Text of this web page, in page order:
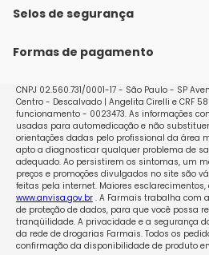
Nossas lojas
Política de Envio
Políticas de Trocas e Devoluções
Selos de segurança
Formas de pagamento
CNPJ 02.560.731/0001-17 - São Paulo - SP
Centro - Descalvado | Angelita Cirelli e CRF
funcionamento - 0023473. As informações
usadas para automedicação e não
orientações dadas pelo profissional da área
apto a diagnosticar qualquer problema de
adequado. Ao persistirem os sintomas, um
preços e promoções divulgados no site são
feitas pela internet. Maiores
www.anvisa.gov.br. A Farmais trabalha com
de proteção de dados, para que você possa
tranqüilidade. A privacidade e a segurança
da rede de drogarias Farmais. Todos os
confirmação da disponibilidade de produto